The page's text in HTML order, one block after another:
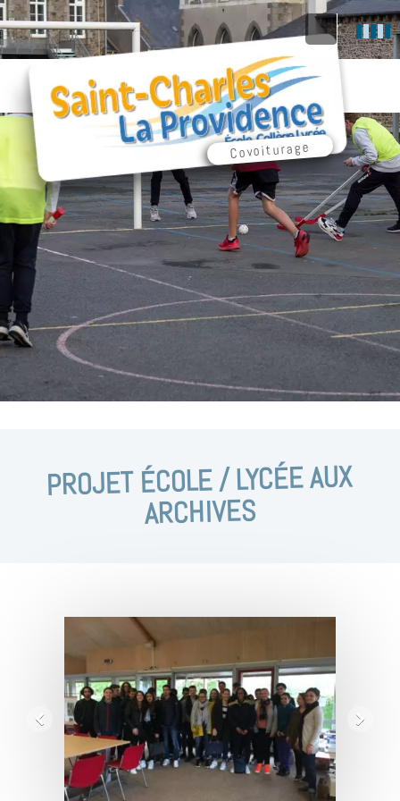
Covoiturage
PROJET ÉCOLE / LYCÉE AUX
ARCHIVES